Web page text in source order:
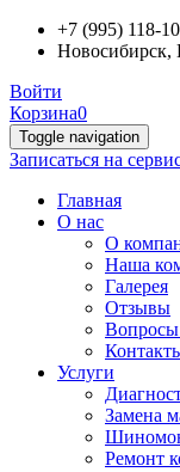
+7 (995)
Новосибирск,
Войти
Корзина0
Toggle navigation
Записаться на
Главная
О нас
О
Наша
Галерея
Отзывы
Услуги
Замена
Ремонт